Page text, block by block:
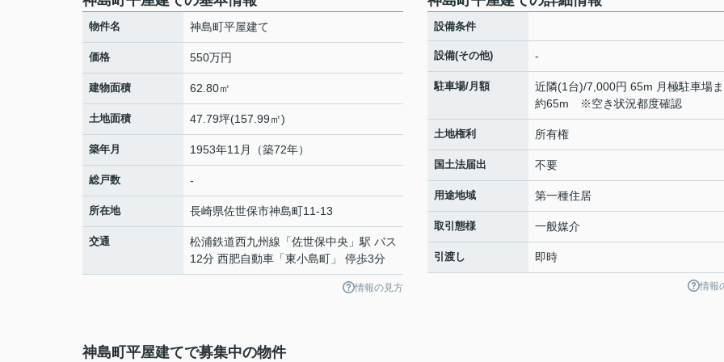
物件名 神島町平屋建て
価格 550万円
建物面積 62.80㎡
土地面積 47.79坪(157.99㎡)
築年月 1953年11月（築72年）
総戸数 -
所在地 長崎県佐世保市神島町11-13
交通 松浦鉄道西九州線 「佐世保中央 」駅 バス
12分 西肥自動車「東小島町」 停歩3分
情報の見方
設備条件
設備(その他) -
駐車場/月額
近隣(1台)/7,000円 65m 月極駐車場
約65m ※空き状況都度確認
土地権利 所有権
国土法届出 不要
用途地域 第一種住居
取引態様 一般媒介
引渡し 即時
情報
神島町平屋建てで募集中の物件